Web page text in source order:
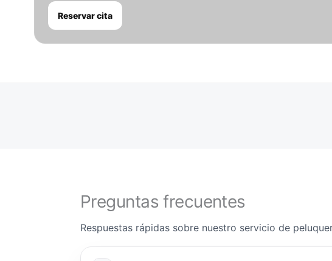
Reservar cita
Preguntas frecuentes
Respuestas rápidas sobre nuestro servicio de